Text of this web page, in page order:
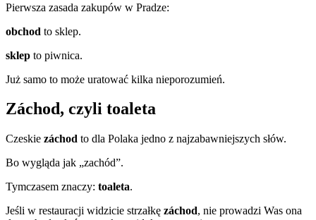
Pierwsza zasada zakupów w Pradze:
obchod to sklep.
sklep to piwnica.
Już samo to może uratować kilka nieporozumień.
Záchod, czyli toaleta
Czeskie záchod to dla Polaka jedno z najzabawniejszych słów.
Bo wygląda jak „zachód”.
Tymczasem znaczy: toaleta.
Jeśli w restauracji widzicie strzałkę záchod, nie prowadzi Was ona